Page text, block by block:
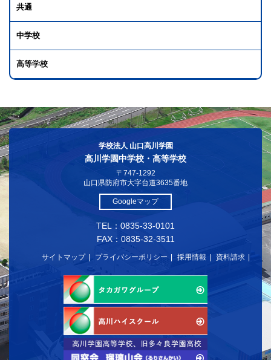
共通
中学校
高等学校
学校法人 山口高川学園
高川学園中学校・高等学校
〒747-1292
山口県防府市大字台道3635番地
Googleマップ
TEL：0835-33-0101
FAX：0835-32-3511
サイトマップ プライバシーポリシー 採用情報 資料請求